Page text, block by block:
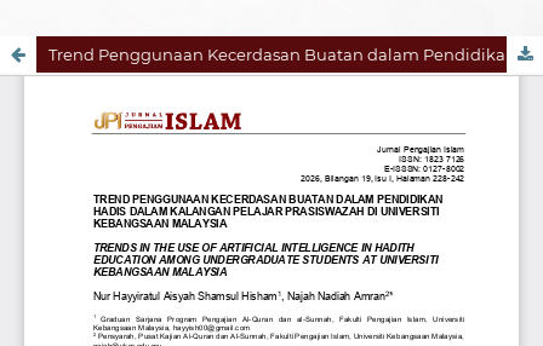
Trend Penggunaan Kecerdasan Buatan dalam Pendidikan Hadis dalam Kalangan Pelajar Prasiswazah di Universiti Kebangsaan Malaysia